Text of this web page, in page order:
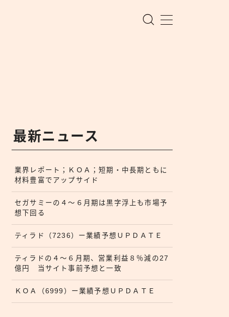
最新ニュース
業界レポート；ＫＯＡ；短期・中長期ともに
材料豊富でアップサイド
セガサミーの４〜６月期は黒字浮上も市場予
想下回る
ティラド（7236）ー業績予想ＵＰＤＡＴＥ
ティラドの４〜６月期、営業利益８％減の27
億円 当サイト事前予想と一致
ＫＯＡ（6999）ー業績予想ＵＰＤＡＴＥ